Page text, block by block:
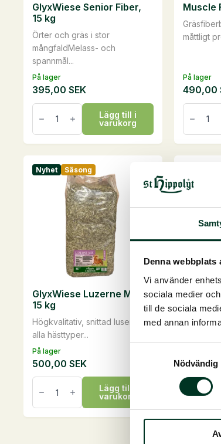
Denna webbplats
Vi använder
sociala medier
till de sociala
med annan
Nödvändig
På lager
Örter och gräs i stor
mångfaldMelass- och
spannmål...
GlyxWiese Senior Fiber,
15 kg
395,00 SEK
GlyxWiese
Senior
15
kg
Lägg till i
varukorg
På lager
måttligt
Muscle
490,00
Muscle
Fiber,
kg
mängd
På lager
Nyhet Säsong
​Högkvalitativ, snittad lusern för
alla hästtyper​...
GlyxWiese Luzerne Mix,
15 kg
500,00 SEK
GlyxWiese
Luzerne
15
kg
Lägg till i
varukorg
15 kg
495,00
Meadow
Mix,
15
kg